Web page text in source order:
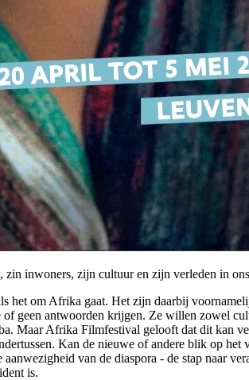
inwoners, zijn cultuur en zijn verleden in
het om Afrika gaat. Het zijn daarbij
geen antwoorden krijgen. Ze willen zowel
Maar Afrika Filmfestival gelooft dat dit kan
Kan de nieuwe of andere blik op
van de diaspora - de stap naar
is.